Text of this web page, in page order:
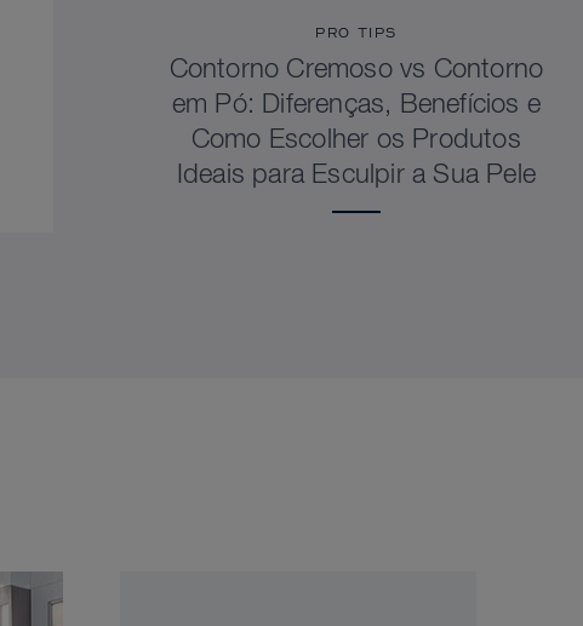
PRO TIPS
Contorno Cremoso vs Contorno
em Pó: Diferenças, Benefícios e
Como Escolher os Produtos
Ideais para Esculpir a Sua Pele